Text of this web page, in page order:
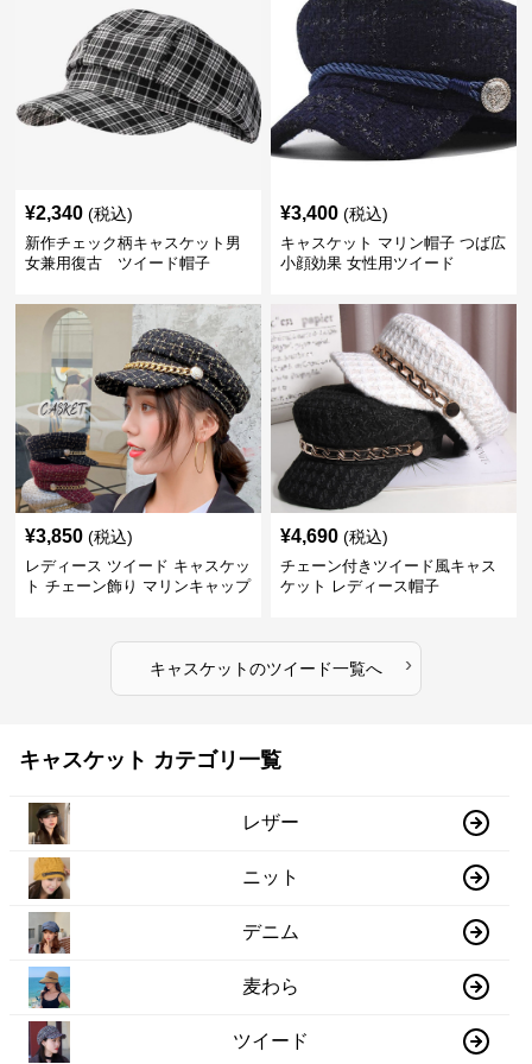
¥2,340 (税込)
新作チェック柄キャスケット男
女兼用復古 ツイード帽子
¥3,400 (税込)
キャスケット マリン帽子 つば広
小顔効果 女性用ツイード
¥3,850 (税込)
レディース ツイード キャスケッ
ト チェーン飾り マリンキャップ
¥4,690 (税込)
チェーン付きツイード風キャス
ケット レディース帽子
キャスケットのツイード一覧へ ›
キャスケット カテゴリ一覧
レザー
ニット
デニム
麦わら
ツイード